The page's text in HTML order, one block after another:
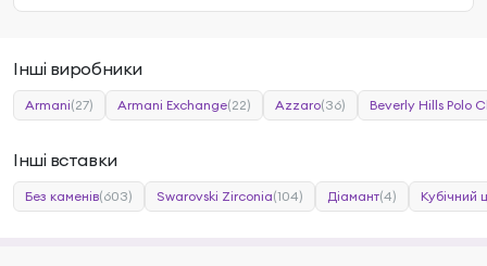
Інші виробники
Armani(27) Armani Exchange(22) Azzaro(36) Beverly Hills Polo
Інші вставки
Без каменів(603) Swarovski Zirconia(104) Діамант(4) Кубічний